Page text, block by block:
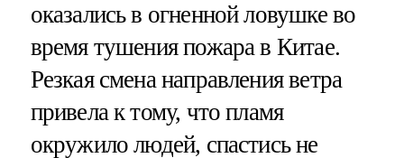
оказались в огненной ловушке во
время тушения пожара в Китае.
Резкая смена направления ветра
привела к тому, что пламя
окружило людей, спастись не